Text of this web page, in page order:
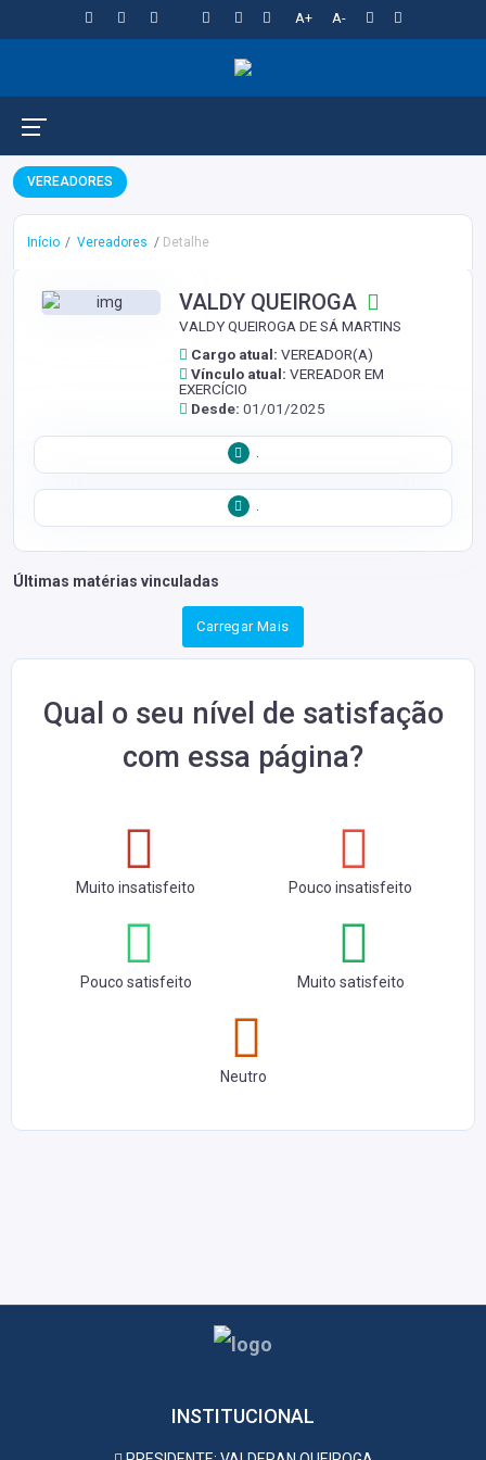
A+ A-
VEREADORES
Início Vereadores Detalhe
VALDY QUEIROGA
VALDY QUEIROGA DE SÁ MARTINS
Cargo atual: VEREADOR(A)
Vínculo atual: VEREADOR EM
EXERCÍCIO
Desde: 01/01/2025
.
.
Últimas matérias vinculadas
Carregar Mais
Qual o seu nível de satisfação
com essa página?
Muito insatisfeito Pouco insatisfeito
Neutro
Pouco satisfeito Muito satisfeito
INSTITUCIONAL